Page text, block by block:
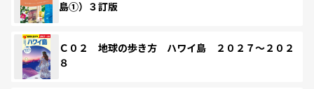
島①）３訂版
Ｃ０２ 地球の歩き方 ハワイ島 ２０２７～２０２
８